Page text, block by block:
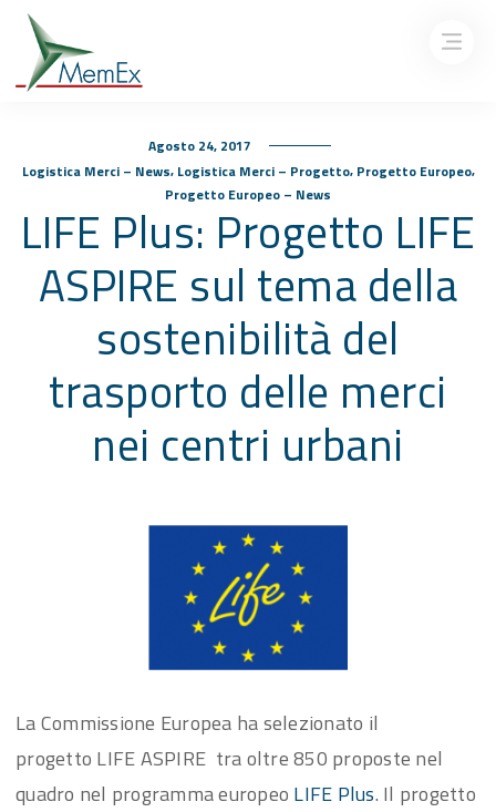
Agosto 24, 2017
Logistica Merci – News, Logistica Merci – Progetto, Progetto Europeo,
Progetto Europeo – News
LIFE Plus: Progetto LIFE
ASPIRE sul tema della
sostenibilità del
trasporto delle merci
nei centri urbani
La Commissione Europea ha selezionato il
progetto LIFE ASPIRE tra oltre 850 proposte nel
quadro nel programma europeo LIFE Plus. Il progetto